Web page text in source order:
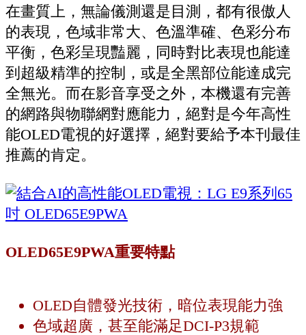
在畫質上，無論儀測還是目測，都有很傲人
的表現，色域非常大、色溫準確、色彩分布
平衡，色彩呈現豔麗，同時對比表現也能達
到超級精準的控制，或是全黑部位能達成完
全無光。而在影音享受之外，本機還有完善
的網路與物聯網對應能力，絕對是今年高性
能OLED電視的好選擇，絕對要給予本刊最佳
推薦的肯定。
OLED65E9PWA重要特點
OLED自體發光技術，暗位表現能力強
色域超廣，甚至能滿足DCI-P3規範